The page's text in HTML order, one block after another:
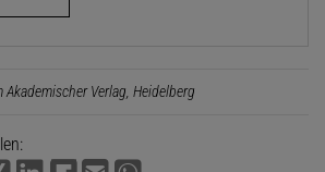
Verlag, Heidelberg